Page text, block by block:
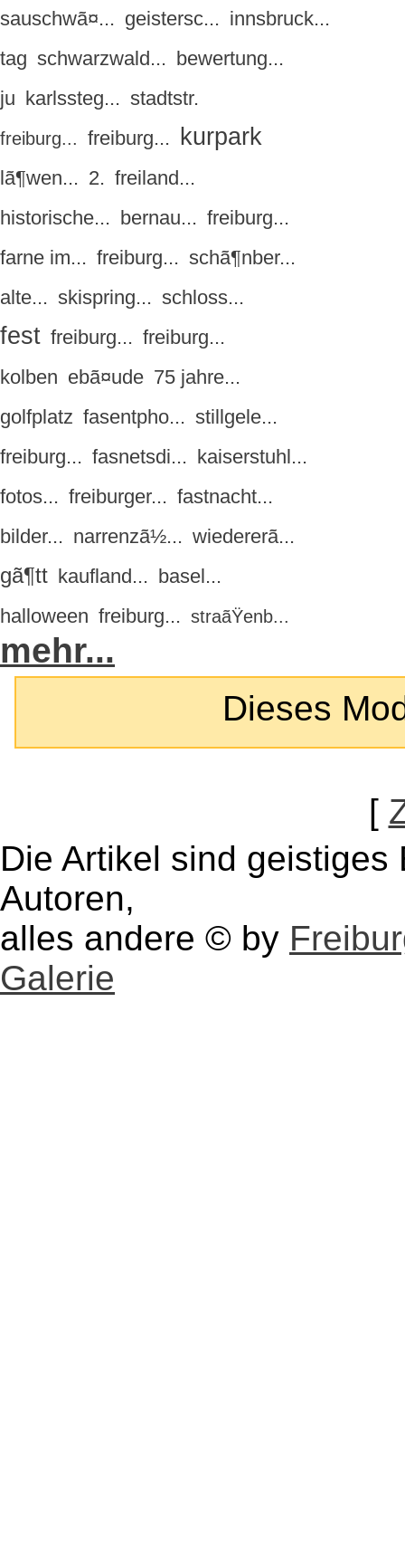
sauschwã¤... geistersc... innsbruck...
tag schwarzwald... bewertung...
ju karlssteg... stadtstr.
freiburg... freiburg... kurpark
lã¶wen... 2. freiland...
historische... bernau... freiburg...
farne im... freiburg... schã¶nber...
alte... skispring... schloss...
fest freiburg... freiburg...
kolben ebã¤ude 75 jahre...
golfplatz fasentpho... stillgele...
freiburg... fasnetsdi... kaiserstuhl...
fotos... freiburger... fastnacht...
bilder... narrenzã½... wiedererã...
gã¶tt kaufland... basel...
halloween freiburg... straãŸenb...
mehr...
Dieses
[
Die Artikel sind
Autoren,
alles andere © by
Galerie